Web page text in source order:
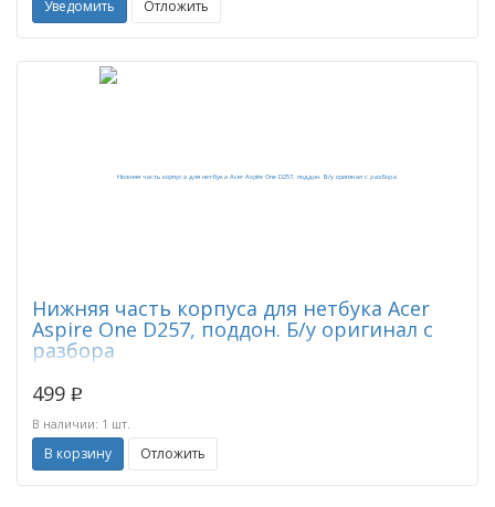
Уведомить Отложить
Нижняя часть корпуса для нетбука Acer
Aspire One D257, поддон. Б/у оригинал с
разбора
499 p
В наличии: 1 шт.
В корзину Отложить